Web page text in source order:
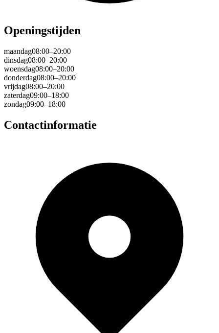
Openingstijden
maandag08:00–20:00
dinsdag08:00–20:00
woensdag08:00–20:00
donderdag08:00–20:00
vrijdag08:00–20:00
zaterdag09:00–18:00
zondag09:00–18:00
Contactinformatie